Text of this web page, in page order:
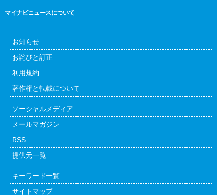
マイナビニュースについて
お知らせ
お詫びと訂正
利用規約
著作権と転載について
ソーシャルメディア
メールマガジン
RSS
提供元一覧
キーワード一覧
サイトマップ